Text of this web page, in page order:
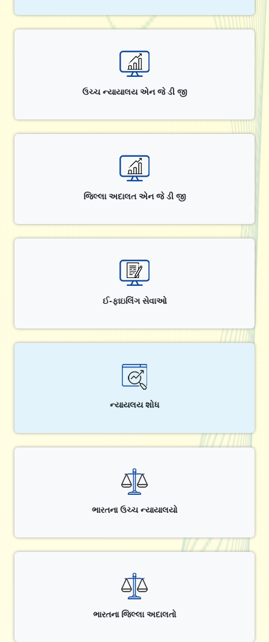
ઉચ્ચ ન્યાયાલય એન જે ડી જી
જિલ્લા અદાલત એન જે ડી જી
ઈ-ફાઇલિંગ સેવાઓ
ન્યાયલય શોધ
ભારતના ઉચ્ચ ન્યાયાલયો
ભારતના જિલ્લા અદાલતો